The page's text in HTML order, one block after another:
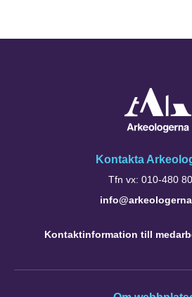
Kontakta
Tfn vx: 010-480
Kontaktinformation till